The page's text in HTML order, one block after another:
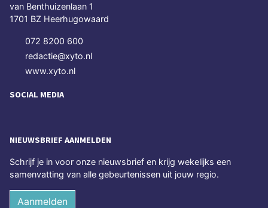
van Benthuizenlaan 1
1701 BZ Heerhugowaard
072 8200 600
redactie@xyto.nl
www.xyto.nl
SOCIAL MEDIA
NIEUWSBRIEF AANMELDEN
Schrijf je in voor onze nieuwsbrief en krijg wekelijks een
samenvatting van alle gebeurtenissen uit jouw regio.
Aanmelden